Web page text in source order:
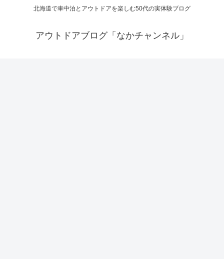
北海道で車中泊とアウトドアを楽しむ50代の実体験ブログ
アウトドアブログ「なかチャンネル」